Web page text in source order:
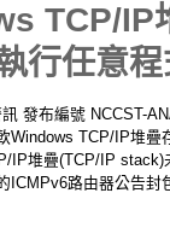
TCP/
行任意
發布編號 NCCST-
TCP/IP堆
堆疊(TCP/IP
ICMPv6路由器公告